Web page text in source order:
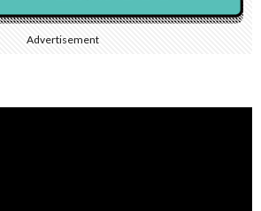
Advertisement